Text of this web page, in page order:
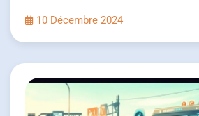
10 Décembre 2024